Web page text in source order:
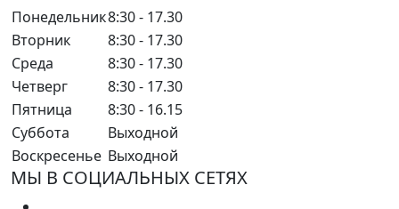
Понедельник8:30 - 17.30
Вторник
8:30 - 17.30
Среда
8:30 - 17.30
Четверг
8:30 - 17.30
Пятница
8:30 - 16.15
Суббота
Выходной
Воскресенье Выходной
МЫ В СОЦИАЛЬНЫХ СЕТЯХ